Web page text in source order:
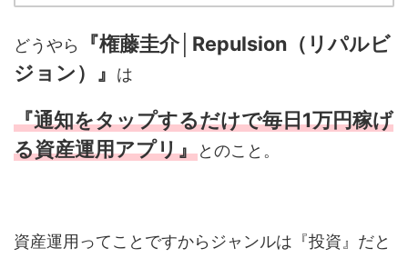
どうやら
『権藤圭介│Repulsion（リパルビ
ジョン）』
は
『通知をタップするだけで毎日1万円稼げ
る資産運用アプリ』とのこと。
資産運用ってことですからジャンルは『投資』だと